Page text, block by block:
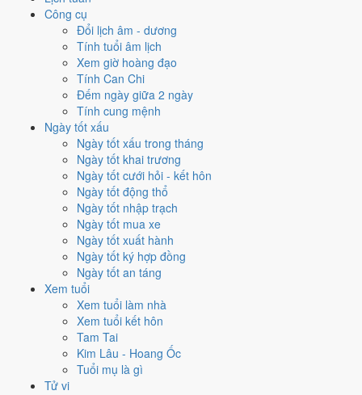
Công cụ
Đổi lịch âm - dương
Tính tuổi âm lịch
Xem giờ hoàng đạo
Tính Can Chi
Đếm ngày giữa 2 ngày
Tính cung mệnh
Ngày tốt xấu
Ngày tốt xấu trong tháng
Ngày tốt khai trương
Ngày tốt cưới hỏi - kết hôn
Ngày tốt động thổ
Ngày tốt nhập trạch
Ngày tốt mua xe
Ngày tốt xuất hành
Ngày tốt ký hợp đồng
Ngày tốt an táng
Xem tuổi
Xem tuổi làm nhà
Xem tuổi kết hôn
Tam Tai
Kim Lâu - Hoang Ốc
Tuổi mụ là gì
Tử vi
9 /10Rất tốt
Xuất hành - đi xa hôm nay ở
Thành và Ngày Hoàng Đạo
Cách tính ngày tốt
Tìm hiểu cách chấm:Trực Thành nghĩa là gì
phân biệt Hoàng Đạo - Hắc Đạo
Điểm số tổng hợp từ Trực, Sao 28 Tú và Hoàng Đạo - Hắc Đạo.
sánh cả tháng
Nếu ngày 3/11/2024 không hợp
việc của bạn thì sao?
Ngày 3/11 tốt tổng thể nhưng không phải việc nào cũng thuận. Hai
việc bị chấm thấp nhất hôm nay làcắt tóc (4/10) và chữa bệnh
(tham khảo) (4/10). Có2 cách hạ rủi ro
Không cần dời ngày vì 30 ngày quanh 3/11/2024 không có ngày nào
điểm cao hơn 9.3/10của hôm nay. Việc
nên có thể đẩy sớm ngay trong ngày.
Coi việc vào giờ Hoàng Đạo trong chính ngày này.
Tỵ (09h-11h)